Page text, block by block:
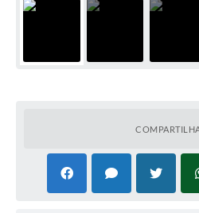
Associação dos Servidores Públicos
Vinhedo